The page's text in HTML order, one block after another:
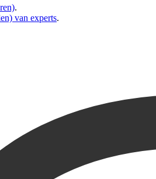
.
van experts.